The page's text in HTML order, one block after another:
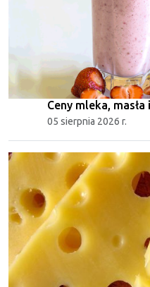
Ceny mleka,
05 sierpnia 2026 r.